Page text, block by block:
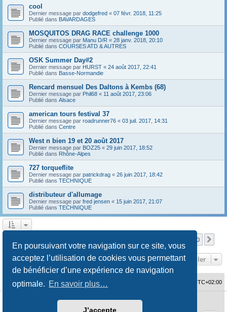
En poursuivant votre navigation sur ce site, vous
acceptez l’utilisation de cookies vous permettant
de bénéficier d’une expérience de navigation
optimale. En savoir plus…
J’accepte
cool
Dernier message par dodgefred « 07 févr. 2018, 11:25
Publié dans BAVARDAGES
MOSQUITOS DRAG RACE challenge 1000
Dernier message par Manu D/R « 28 janv. 2018, 20:10
Publié dans COURSES ATD & AUTRES
OSK Summer Day#2
Dernier message par HURST « 24 août 2017, 22:41
Publié dans Basse-Normandie
Rencard mensuel Des Daltons à Kembs (68)
Dernier message par Phil68 « 11 août 2017, 23:06
Publié dans Alsace
american tours festival 37
Dernier message par roadrunner76 « 03 juil. 2017, 14:31
Publié dans Centre
West n bien 19 et 20 août 2017
Dernier message par BOZ25 « 29 juin 2017, 18:52
Publié dans Rhône-Alpes
727 torqueflite
Dernier message par patrickdrag « 26 juin 2017, 18:42
Publié dans TECHNIQUE
distributeur d'allumage
Dernier message par fred jensen « 15 juin 2017, 21:07
Publié dans TECHNIQUE
10
Aller
Accueil du forum UTC+02:00
Développé parphpBB® Forum Software © phpBB Limited
Traduction française officielle